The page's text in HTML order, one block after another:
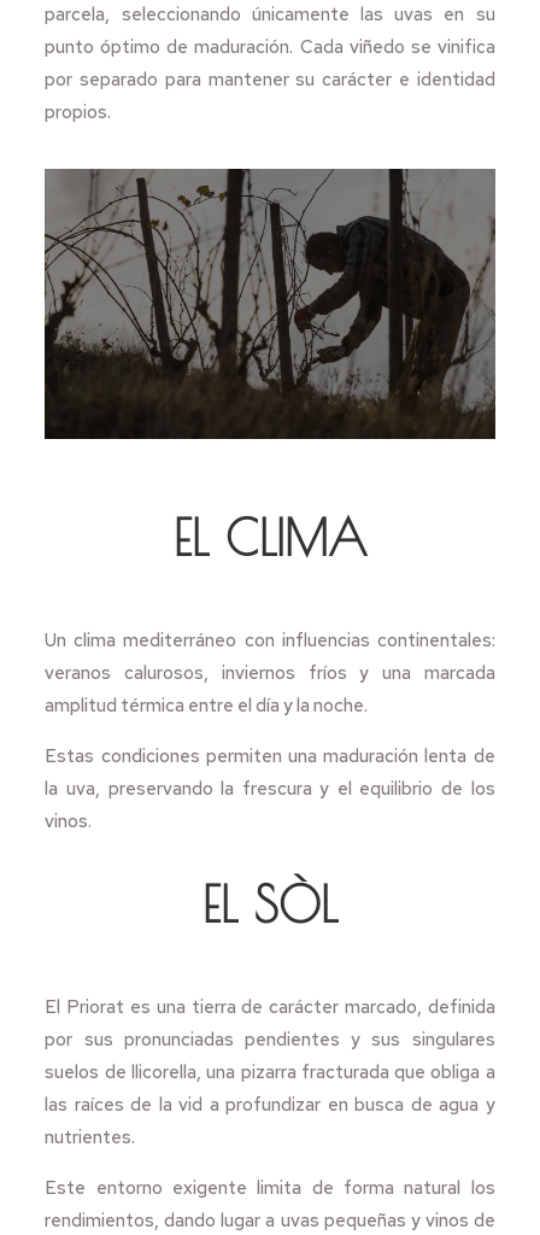
parcela, seleccionando únicamente las uvas en su
punto óptimo de maduración. Cada viñedo se vinifica
por separado para mantener su carácter e identidad
propios.
EL CLIMA
Un clima mediterráneo con influencias continentales:
veranos calurosos, inviernos fríos y una marcada
amplitud térmica entre el día y la noche.
Estas condiciones permiten una maduración lenta de
la uva, preservando la frescura y el equilibrio de los
vinos.
EL SÒL
El Priorat es una tierra de carácter marcado, definida
por sus pronunciadas pendientes y sus singulares
suelos de llicorella, una pizarra fracturada que obliga a
las raíces de la vid a profundizar en busca de agua y
nutrientes.
Este entorno exigente limita de forma natural los
rendimientos, dando lugar a uvas pequeñas y vinos de